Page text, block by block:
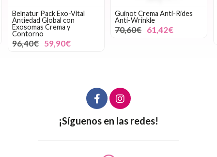
Belnatur Pack Exo-Vital
Antiedad Global con
Exosomas Crema y
Contorno
96,40€ 59,90€
Guinot Crema Anti-Rides
Anti-Wrinkle
70,60€ 61,42€
¡Síguenos en las redes!